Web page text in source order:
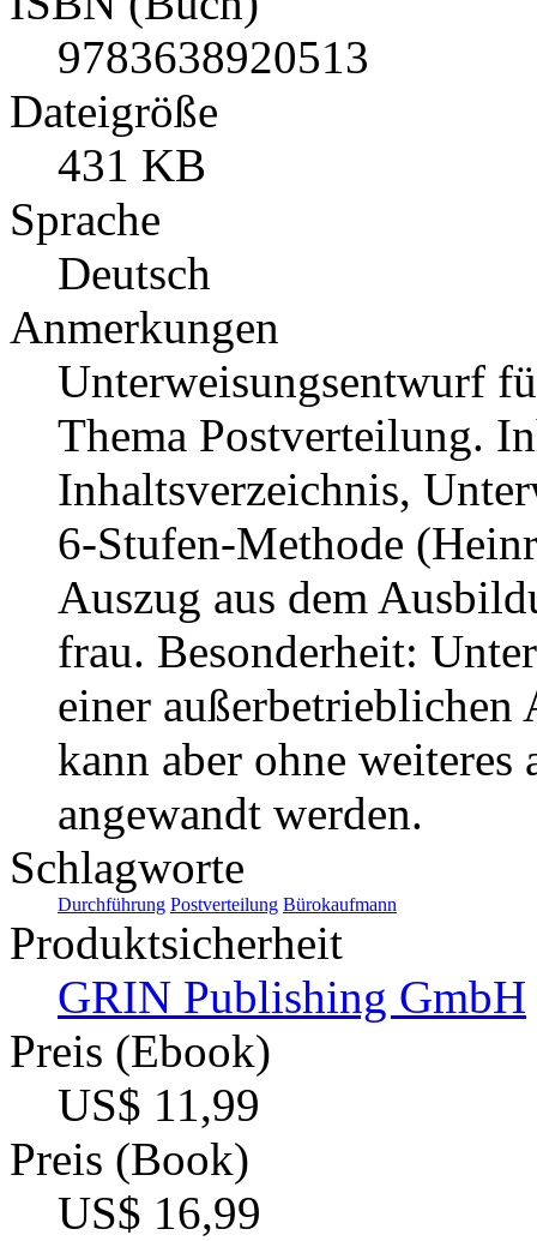
9783638920513
Dateigröße
431 KB
Sprache
Deutsch
Anmerkungen
Unterweisungsentwurf
Thema Postverteilung.
Inhaltsverzeichnis,
6-Stufen-Methode
Auszug aus dem
frau. Besonderheit:
einer außerbetrieblichen
kann aber ohne
angewandt werden.
Schlagworte
Durchführung Postverteilung Bürokaufmann
Produktsicherheit
GRIN Publishing GmbH
Preis (Ebook)
US$ 11,99
Preis (Book)
US$ 16,99